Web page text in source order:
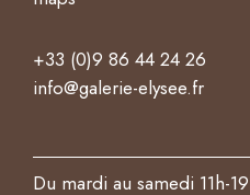
+33 (0)9 86 44 24 26
info@galerie-elysee.fr
Du mardi au samedi 11h-